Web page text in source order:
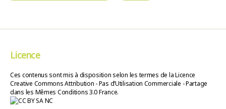
Licence
Ces contenus sont mis à disposition selon les termes de la Licence
Creative Commons Attribution - Pas d’Utilisation Commerciale - Partage
dans les Mêmes Conditions 3.0 France.